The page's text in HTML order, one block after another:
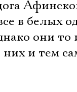
в белых
они то
них и тем